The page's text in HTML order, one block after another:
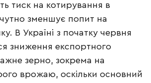
тиск на котирування в
зменшує попит на
В Україні з початку червня
зниження експортного
зерно, зокрема на
врожаю, оскільки основний